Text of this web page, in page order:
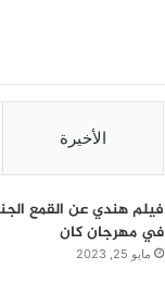
الأخيرة
فيلم هندي عن القمع
في مهرجان كان
مايو 25, 2023